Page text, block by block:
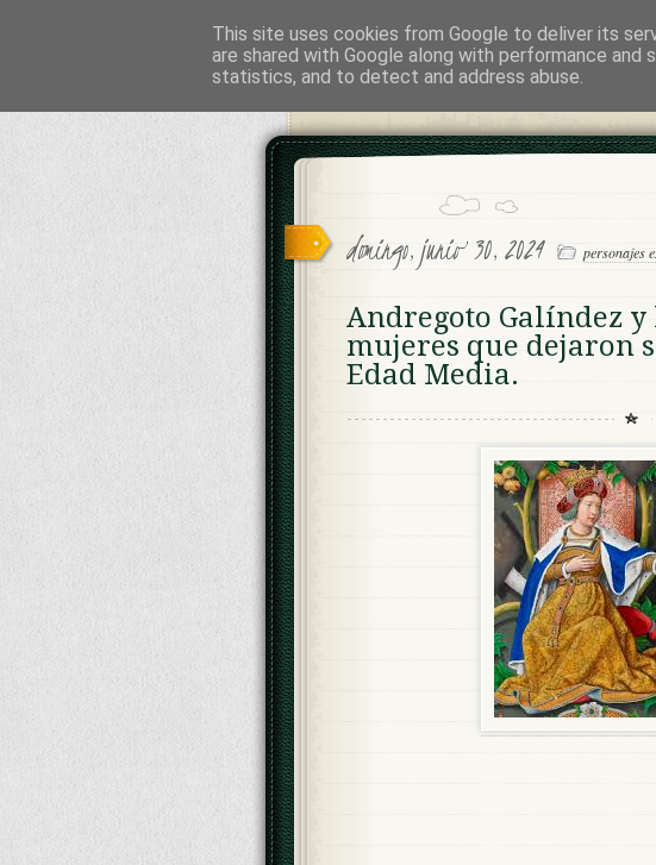
Cesáreo Jarabo
domingo, junio 30, 2024 personajes
Andregoto Galíndez y
mujeres que dejaron
Edad Media.
This site uses cookies from Google to deliver its
are shared with Google along with performance
statistics, and to detect and address abuse.